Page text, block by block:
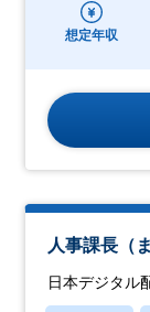
想定年収
人事課長（
日本デジタル